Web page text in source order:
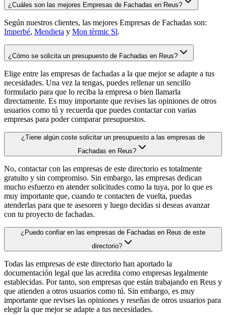
¿Cuáles son las mejores Empresas de Fachadas en Reus?
Según nuestros clientes, las mejores Empresas de Fachadas son:
Imperbé, Mendieta y Mon tèrmic Sl.
¿Cómo se solicita un presupuesto de Fachadas en Reus?
Elige entre las empresas de fachadas a la que mejor se adapte a tus
necesidades. Una vez la tengas, puedes rellenar un sencillo
formulario para que lo reciba la empresa o bien llamarla
directamente. Es muy importante que revises las opiniones de otros
usuarios como tú y recuerda que puedes contactar con varias
empresas para poder comparar presupuestos.
¿Tiene algún coste solicitar un presupuesto a las empresas de
Fachadas en Reus?
No, contactar con las empresas de este directorio es totalmente
gratuito y sin compromiso. Sin embargo, las empresas dedican
mucho esfuerzo en atender solicitudes como la tuya, por lo que es
muy importante que, cuando te contacten de vuelta, puedas
atenderlas para que te asesoren y luego decidas si deseas avanzar
con tu proyecto de fachadas.
¿Puedo confiar en las empresas de Fachadas en Reus de este
directorio?
Todas las empresas de este directorio han aportado la
documentación legal que las acredita como empresas legalmente
establecidas. Por tanto, son empresas que están trabajando en Reus y
que atienden a otros usuarios como tú. Sin embargo, es muy
importante que revises las opiniones y reseñas de otros usuarios para
elegir la que mejor se adapte a tus necesidades.